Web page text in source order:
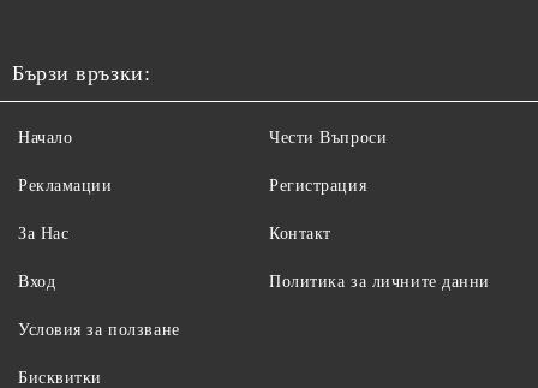
Бързи връзки:
Начало
Рекламации
За Нас
Вход
Чести Въпроси
Регистрация
Контакт
Политика за личните данни
Условия за ползване
Бисквитки